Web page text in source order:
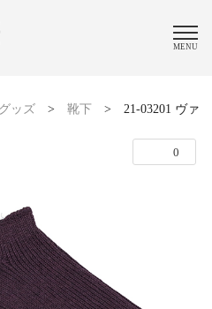
MENU
グッズ> 靴下 > 21-03201 ヴァ
0